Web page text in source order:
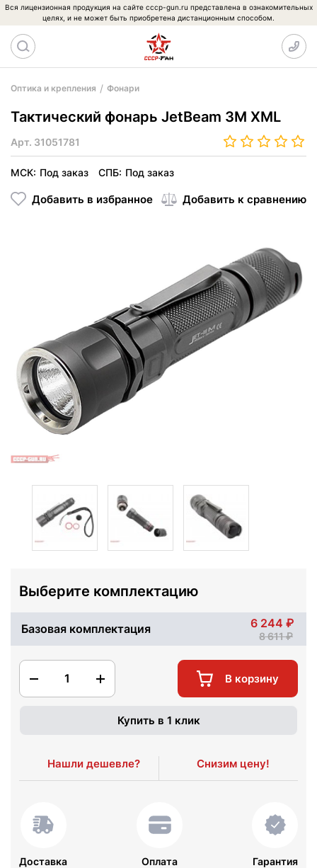
Вся лицензионная продукция на сайте cccp-gun.ru представлена в ознакомительных
целях, и не может быть приобретена дистанционным способом.
Оптика и крепления Фонари
Тактический фонарь JetBeam 3M XML
Арт. 31051781
МСК: Под заказ СПБ: Под заказ
Добавить в избранное Добавить к сравнению
Выберите комплектацию
Базовая комплектация 6 244
8 611
1 В корзину
Купить в 1 клик
Нашли дешевле? Снизим цену!
Доставка Оплата Гарантия